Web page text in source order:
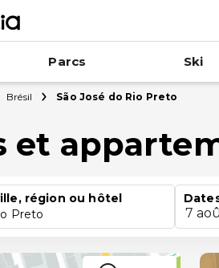
Parcs Ski
Brésil São José do Rio Preto
et
région ou hôtel
Preto
7